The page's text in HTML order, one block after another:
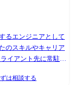
るエンジニアとして
のスキルやキャリア
、
して 導入企業が急増
は相談する